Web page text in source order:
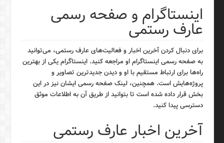
اینستاگرام و صفحه رسمی
عارف رستمی
برای دنبال کردن آخرین اخبار و فعالیت‌های عارف رستمی، می‌توانید
به صفحه رسمی اینستاگرام او مراجعه کنید. اینستاگرام یکی از بهترین
راه‌ها برای ارتباط مستقیم با او و دیدن جدیدترین تصاویر و
پروژه‌هایش است. همچنین، لینک صفحه رسمی ایشان نیز در این
بخش قرار داده شده است تا بتوانید از طریق آن به اطلاعات موثق
دسترسی پیدا کنید.
آخرین اخبار عارف رستمی